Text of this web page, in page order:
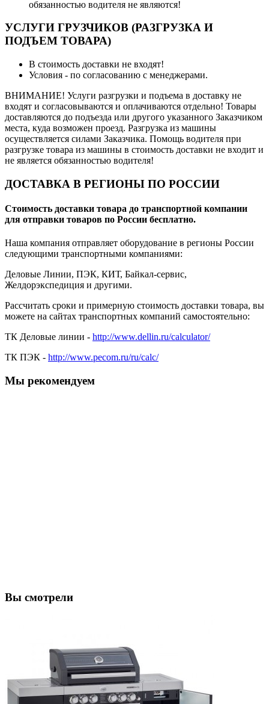
обязанностью водителя не являются!
УСЛУГИ ГРУЗЧИКОВ (РАЗГРУЗКА И
ПОДЪЕМ ТОВАРА)
В стоимость доставки не входят!
Условия - по согласованию с менеджерами.
ВНИМАНИЕ! Услуги разгрузки и подъема в доставку не
входят и согласовываются и оплачиваются отдельно! Товары
доставляются до подъезда или другого указанного Заказчиком
места, куда возможен проезд. Разгрузка из машины
осуществляется силами Заказчика. Помощь водителя при
разгрузке товара из машины в стоимость доставки не входит и
не является обязанностью водителя!
ДОСТАВКА В РЕГИОНЫ ПО РОССИИ
Стоимость доставки товара до транспортной компании
для отправки товаров по России бесплатно.
Наша компания отправляет оборудование в регионы России
следующими транспортными компаниями:
Деловые Линии, ПЭК, КИТ, Байкал-сервис,
Желдорэкспедиция и другими.
Рассчитать сроки и примерную стоимость доставки товара, вы
можете на сайтах транспортных компаний самостоятельно:
ТК Деловые линии - http://www.dellin.ru/calculator/
ТК ПЭК - http://www.pecom.ru/ru/calc/
Мы рекомендуем
Вы смотрели